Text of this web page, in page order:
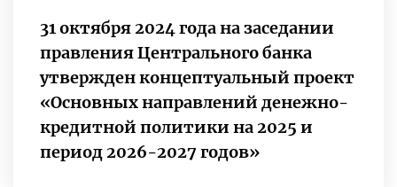
31 октября 2024 года на заседании
правления Центрального банка
утвержден концептуальный проект
«Основных направлений денежно-
кредитной политики на 2025 и
период 2026-2027 годов»